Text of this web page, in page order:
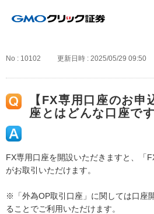
No : 10102 更新日時 : 2025/05/29 09:50
【FX専用口座のお申
座とはどんな口座で
FX専用口座を開設いただきますと、「
がお取引いただけます。
※「外為OP取引口座」に関しては口座
ることでご利用いただけます。